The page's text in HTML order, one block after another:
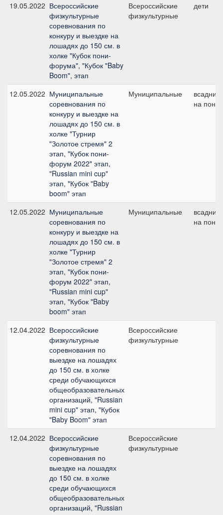
19.05.2022 Всероссийские
физкультурные
соревнования по
конкуру и выездке на
лошадях до 150 см. в
холке "Кубок пони-
форума", "Кубок "Baby
Boom", этап
Всероссийские
физкультурные
дети
12.05.2022 Муниципальные
соревнования по
конкуру и выездке на
лошадях до 150 см. в
холке "Турнир
"Золотое стремя" 2
этап, "Кубок пони-
форум 2022" этап,
"Russian mini cup"
этап, "Кубок "Baby
boom" этап
Муниципальные
всадники
на пони
12.05.2022 Муниципальные
соревнования по
конкуру и выездке на
лошадях до 150 см. в
холке "Турнир
"Золотое стремя" 2
этап, "Кубок пони-
форум 2022" этап,
"Russian mini cup"
этап, "Кубок "Baby
boom" этап
Муниципальные
всадники
на пони
12.04.2022 Всероссийские
физкультурные
соревнования по
выездке на лошадях
до 150 см. в холке
среди обучающихся
общеобразовательных
организаций, "Russian
mini cup" этап, "Кубок
"Baby Boom" этап
Всероссийские
физкультурные
12.04.2022 Всероссийские
физкультурные
соревнования по
выездке на лошадях
до 150 см. в холке
среди обучающихся
общеобразовательных
организаций, "Russian
Всероссийские
физкультурные